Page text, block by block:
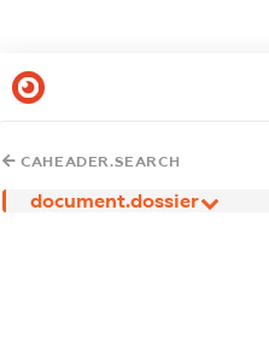
CAHEADER.SEARCH
document.dossier